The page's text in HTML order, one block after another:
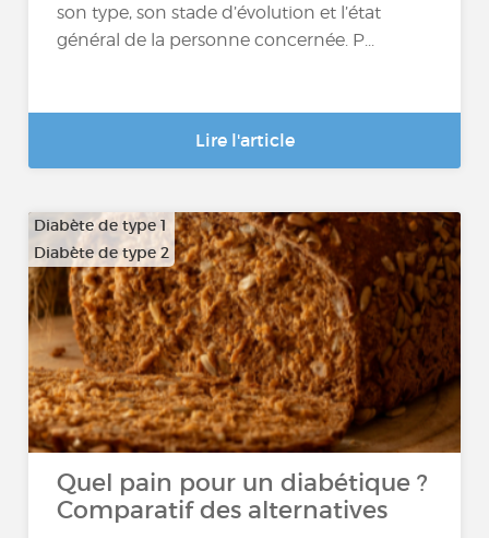
son type, son stade d’évolution et l’état
général de la personne concernée. P...
Lire l'article
Diabète de type 1
Diabète de type 2
Quel pain pour un diabétique ?
Comparatif des alternatives